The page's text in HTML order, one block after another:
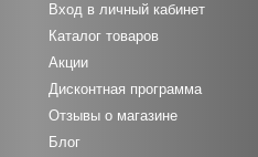
Вход в личный кабинет
Каталог товаров
Акции
Дисконтная программа
Отзывы о магазине
Блог